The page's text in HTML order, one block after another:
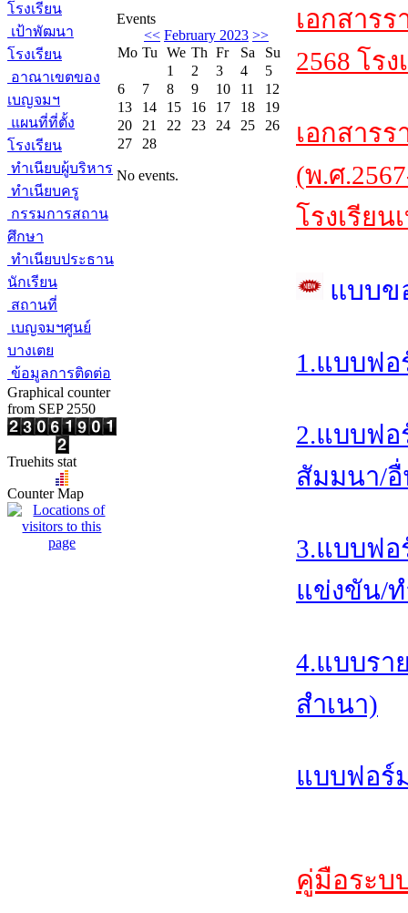
โรงเรียน
เป้าพัฒนา
โรงเรียน
อาณาเขตของ
เบญจมฯ
แผนที่ที่ตั้ง
โรงเรียน
ทำเนียบผู้บริหาร
ทำเนียบครู
กรรมการสถาน
ศึกษา
ทำเนียบประธาน
นักเรียน
สถานที่
เบญจมฯศูนย์
บางเตย
ข้อมูลการติดต่อ
Graphical counter
from SEP 2550
Truehits stat
Counter Map
Events
<< February 2023 >>
Mo Tu We Th Fr Sa
Su
1
2 3 4
5
6
7 8 9 10 11
12
13
14 15 16 17 18
19
20
21 22 23 24 25
26
27
28
No events.
เอกสาร
2568 โร
เอกสาร
(พ.ศ
โรงเรีย
แบบข
1.แบบฟ
2.แบบฟ
สัมมนา/
3.แบบฟอ
แข่งขัน/
4.แบบรา
สำเนา)
แบบฟอร์
คู่มือระบ